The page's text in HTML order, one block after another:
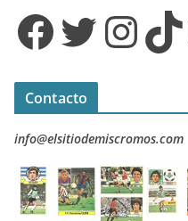
Facebook Twitter InstagramTikTok
Contacto
info@elsitiodemiscromos.com